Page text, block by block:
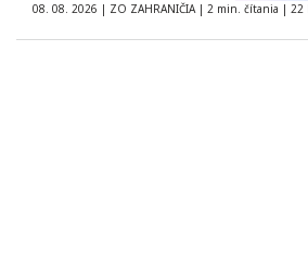
08. 08. 2026 | ZO ZAHRANIČIA | 2 min. čítania | 22